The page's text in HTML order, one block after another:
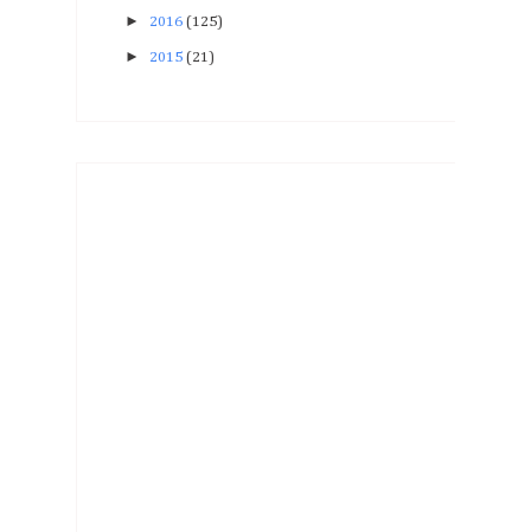
► 2016 (125)
► 2015 (21)